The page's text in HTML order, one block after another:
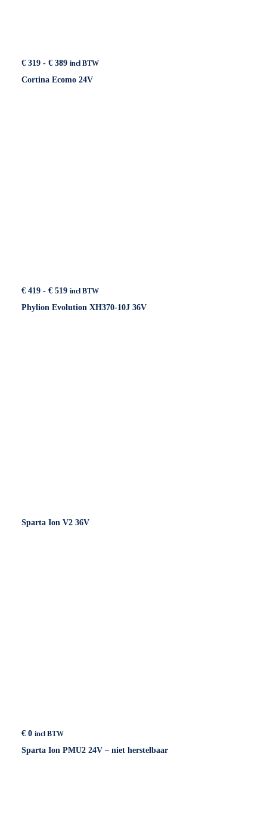
€ 319 - € 389Prijsklasse:
tot
incl BTW
Cortina Ecomo 24V
€ 419 - € 519Prijsklasse:
tot
incl BTW
Phylion Evolution XH370-10J 36V
Sparta Ion V2 36V
€ 0 incl BTW
Sparta Ion PMU2 24V – niet herstelbaar